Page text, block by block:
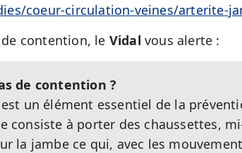
coeur-circulation-veines/arterite-
contention, le Vidalvous alerte :
de contention ?
un élément essentiel de la
consiste à porter des chaussettes,
la jambe ce qui, avec les